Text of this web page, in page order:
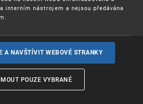
a zeměpisná
interním nástrojem a nejsou předávána
A NAVŠTÍVIT WEBOVÉ STRANKY
POUZE VYBRANÉ